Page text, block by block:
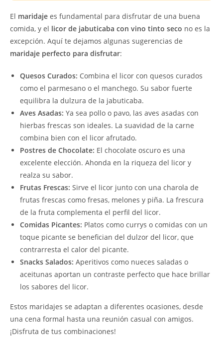
El maridaje es fundamental para disfrutar de una buena
comida, y el licor de jabuticaba con vino tinto seco no es la
excepción. Aquí te dejamos algunas sugerencias de
maridaje perfecto para disfrutar:
Quesos Curados: Combina el licor con quesos curados
como el parmesano o el manchego. Su sabor fuerte
equilibra la dulzura de la jabuticaba.
Aves Asadas: Ya sea pollo o pavo, las aves asadas con
hierbas frescas son ideales. La suavidad de la carne
combina bien con el licor afrutado.
Postres de Chocolate: El chocolate oscuro es una
excelente elección. Ahonda en la riqueza del licor y
realza su sabor.
Frutas Frescas: Sirve el licor junto con una charola de
frutas frescas como fresas, melones y piña. La frescura
de la fruta complementa el perfil del licor.
Comidas Picantes: Platos como currys o comidas con un
toque picante se benefician del dulzor del licor, que
contrarresta el calor del picante.
Snacks Salados: Aperitivos como nueces saladas o
aceitunas aportan un contraste perfecto que hace brillar
los sabores del licor.
Estos maridajes se adaptan a diferentes ocasiones, desde
una cena formal hasta una reunión casual con amigos.
¡Disfruta de tus combinaciones!